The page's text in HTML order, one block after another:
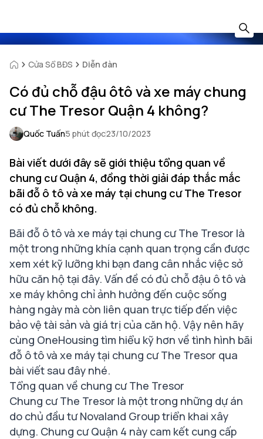
Cửa Sổ BĐS Diễn đàn
Có đủ chỗ đậu ôtô và xe máy chung
cư The Tresor Quận 4 không?
Quốc Tuấn5 phút đọc23/10/2023
Bài viết dưới đây sẽ giới thiệu tổng quan về
chung cư Quận 4, đồng thời giải đáp thắc mắc
bãi đỗ ô tô và xe máy tại chung cư The Tresor
có đủ chỗ không.
Bãi đỗ ô tô và xe máy tại chung cư The Tresor là
một trong những khía cạnh quan trọng cần được
xem xét kỹ lưỡng khi bạn đang cân nhắc việc sở
hữu căn hộ tại đây. Vấn đề có đủ chỗ đậu ô tô và
xe máy không chỉ ảnh hưởng đến cuộc sống
hàng ngày mà còn liên quan trực tiếp đến việc
bảo vệ tài sản và giá trị của căn hộ. Vậy nên hãy
cùng OneHousing tìm hiểu kỹ hơn về tình hình bãi
đỗ ô tô và xe máy tại chung cư The Tresor qua
bài viết sau đây nhé.
Tổng quan về chung cư The Tresor
Chung cư The Tresor là một trong những dự án
do chủ đầu tư Novaland Group triển khai xây
dựng. Chung cư Quận 4 này cam kết cung cấp